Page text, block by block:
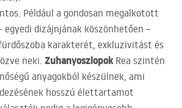
Például a gondosan megalkotott
egyedi dizájnjának köszönhetően –
karakterét, exkluzivitást és
neki. ZuhanyoszlopokRea szintén
anyagokból készülnek, ami
hosszú élettartamot